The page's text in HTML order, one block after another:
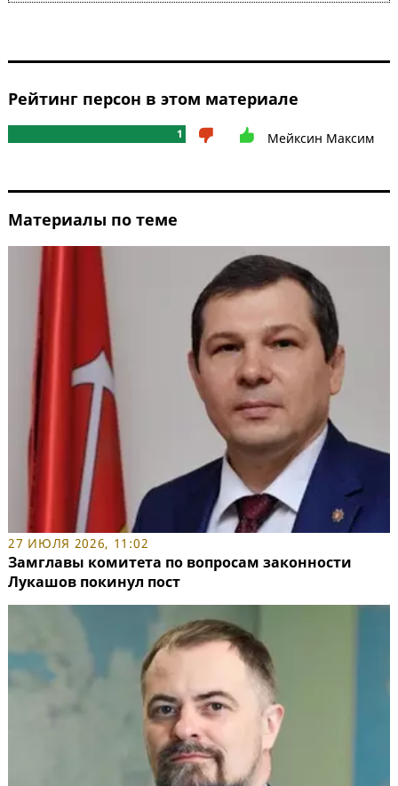
Рейтинг персон в этом материале
1 Мейксин Максим
Материалы по теме
27 ИЮЛЯ 2026, 11:02
Замглавы комитета по вопросам законности
Лукашов покинул пост